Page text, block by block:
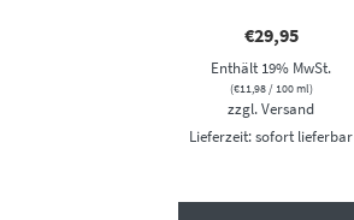
€29,95
Enthält 19% MwSt.
(€11,98/ 100 ml)
zzgl.Versand
Lieferzeit: sofort lieferbar